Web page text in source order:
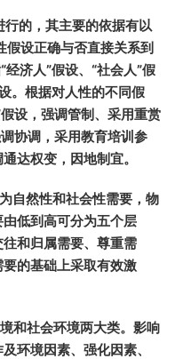
的，其主要的依据有以
设正确与否直接关系到
济人”假设、“社会人”假
。根据对人性的不同假
设，强调管制、采用重赏
协调，采用教育培训参
达权变，因地制宜。
自然性和社会性需要，物
低到高可分为五个层
和归属需要、尊重需
的基础上采取有效激
和社会环境两大类。影响
环境因素、强化因素、